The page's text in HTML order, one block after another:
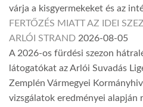
várja a kisgyermekeket és az
FERTŐZÉS MIATT AZ IDEI
ARLÓI STRAND 2026-08-05
A 2026-os fürdési szezon
látogatókat az Arlói Suvadás
Zemplén Vármegyei
vizsgálatok eredményei alapján